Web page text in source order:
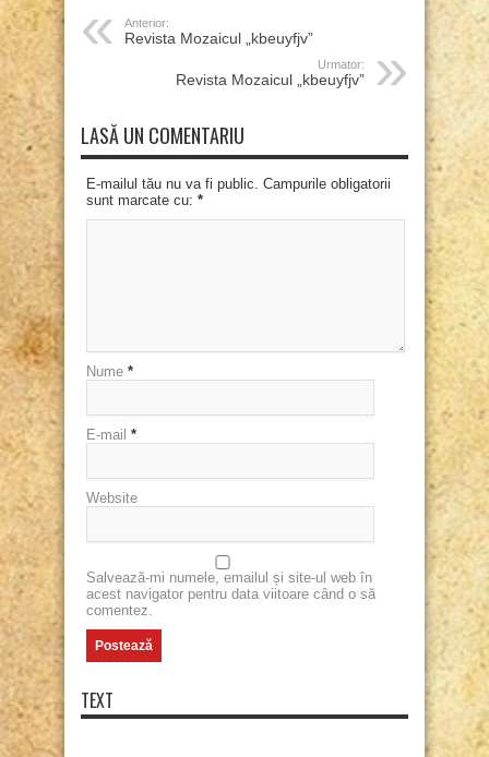
Anterior:
Revista Mozaicul „kbeuyfjv”
Urmator:
Revista Mozaicul „kbeuyfjv”
LASĂ UN COMENTARIU
E-mailul tău nu va fi public. Campurile obligatorii
sunt marcate cu: *
Nume *
E-mail *
Website
Salvează-mi numele, emailul și site-ul web în
acest navigator pentru data viitoare când o să
comentez.
TEXT